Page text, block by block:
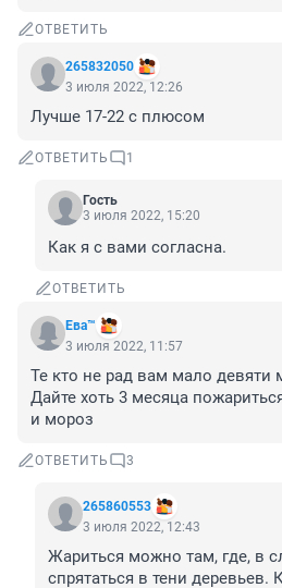
ОТВЕТИТЬ
265832050
3 июля 2022, 12:26
Лучше 17-22 с плюсом
ОТВЕТИТЬ 1
Гость
3 июля 2022, 15:20
Как я с вами согласна.
ОТВЕТИТЬ
Ева™
3 июля 2022, 11:57
Те кто не рад вам мало девяти
Дайте хоть 3 месяца
и мороз
ОТВЕТИТЬ 3
265860553
3 июля 2022, 12:43
Жариться можно там, где, в
спрятаться в тени деревьев.